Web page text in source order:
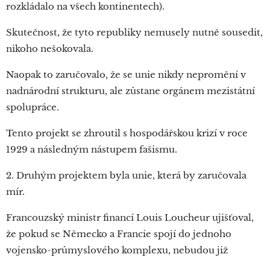
rozkládalo na všech kontinentech).
Skutečnost, že tyto republiky nemusely nutně sousedit,
nikoho nešokovala.
Naopak to zaručovalo, že se unie nikdy nepromění v
nadnárodní strukturu, ale zůstane orgánem mezistátní
spolupráce.
Tento projekt se zhroutil s hospodářskou krizí v roce
1929 a následným nástupem fašismu.
2. Druhým projektem byla unie, která by zaručovala
mír.
Francouzský ministr financí Louis Loucheur ujišťoval,
že pokud se Německo a Francie spojí do jednoho
vojensko-průmyslového komplexu, nebudou již